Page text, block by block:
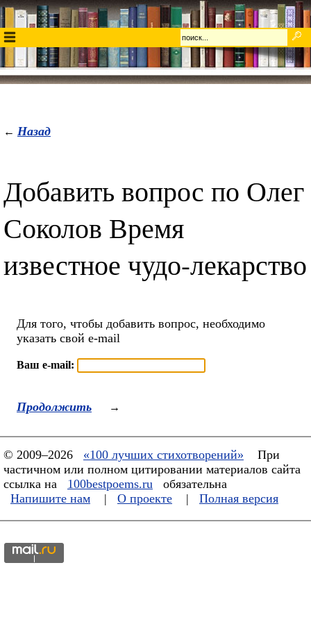
← Назад
Добавить вопрос по Олег
Соколов Время
известное чудо-лекарство
Для того, чтобы добавить вопрос, необходимо
указать свой e-mail
Ваш e-mail:
Продолжить →
© 2009–2026 «100 лучших стихотворений»
При
частичном или полном цитировании материалов сайта
ссылка на
100bestpoems.ru
обязательна
Напишите нам
| О проекте | Полная версия